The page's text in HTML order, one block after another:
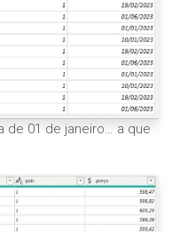
de 01 de janeiro… a que